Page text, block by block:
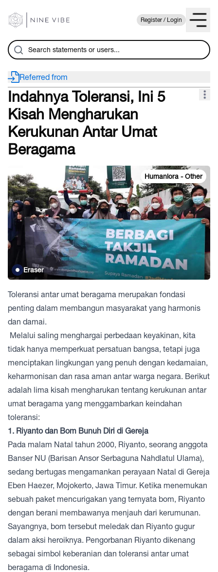
Register / Login
Indahnya Toleransi, Ini 5
Kisah Mengharukan
Kerukunan Antar Umat
Beragama
Eraser
Humaniora - Other
Toleransi antar umat beragama merupakan fondasi
penting dalam membangun masyarakat yang harmonis
dan damai.
Melalui saling menghargai perbedaan keyakinan, kita
tidak hanya memperkuat persatuan bangsa, tetapi juga
menciptakan lingkungan yang penuh dengan kedamaian,
keharmonisan dan rasa aman antar warga negara. Berikut
adalah lima kisah mengharukan tentang kerukunan antar
umat beragama yang menggambarkan keindahan
toleransi:
1. Riyanto dan Bom Bunuh Diri di Gereja
Pada malam Natal tahun 2000, Riyanto, seorang anggota
Banser NU (Barisan Ansor Serbaguna Nahdlatul Ulama),
sedang bertugas mengamankan perayaan Natal di Gereja
Eben Haezer, Mojokerto, Jawa Timur. Ketika menemukan
sebuah paket mencurigakan yang ternyata bom, Riyanto
dengan berani membawanya menjauh dari kerumunan.
Sayangnya, bom tersebut meledak dan Riyanto gugur
dalam aksi heroiknya. Pengorbanan Riyanto dikenang
sebagai simbol keberanian dan toleransi antar umat
beragama di Indonesia.
Referred from